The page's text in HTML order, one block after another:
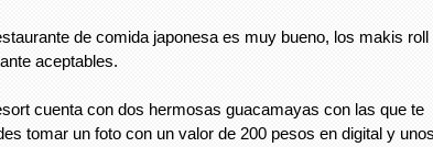
de comida japonesa es muy bueno, los makis roll
aceptables.
cuenta con dos hermosas guacamayas con las que te
tomar un foto con un valor de 200 pesos en digital y unos